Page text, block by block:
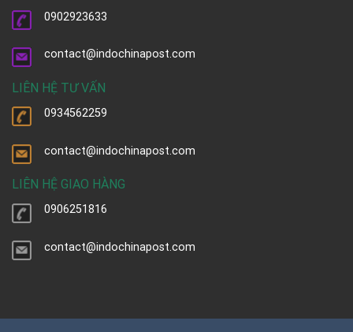
0902923633
contact@indochinapost.com
LIÊN HỆ TƯ VẤN
0934562259
contact@indochinapost.com
LIÊN HỆ GIAO HÀNG
0906251816
contact@indochinapost.com